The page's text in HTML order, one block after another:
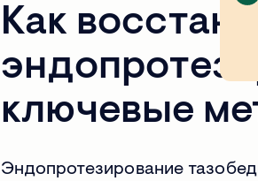
Как
ключевые
Эндопротезирование